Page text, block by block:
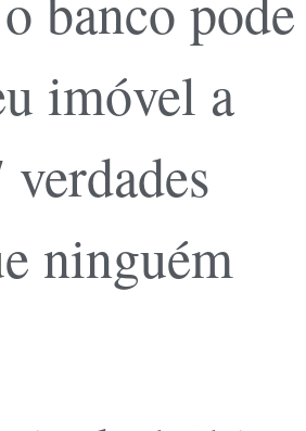
imóvel a
ninguém